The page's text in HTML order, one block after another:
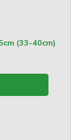
(33-40cm)